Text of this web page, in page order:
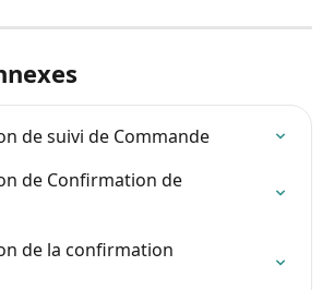
de suivi de Commande
de Confirmation de
de la confirmation